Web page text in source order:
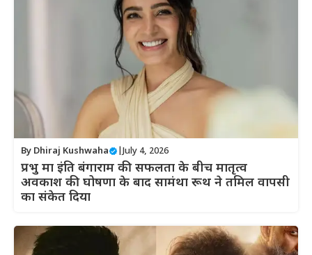
By Dhiraj Kushwaha July 4, 2026
प्रभु मा इंति बंगाराम की सफलता के बीच मातृत्व
अवकाश की घोषणा के बाद सामंथा रूथ ने तमिल वापसी
का संकेत दिया